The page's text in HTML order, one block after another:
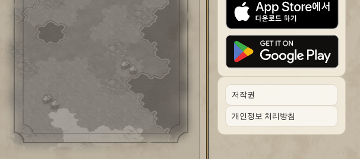
저작권
개인정보 처리방침